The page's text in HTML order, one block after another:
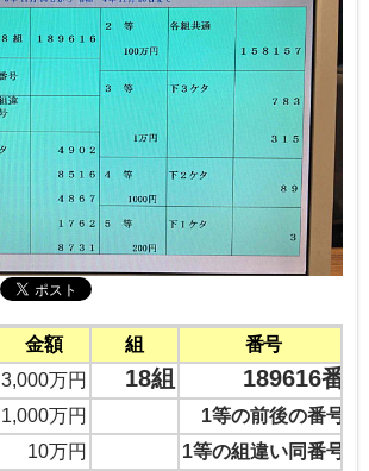
金額 組
番号
3,000万円 18組 189616番
1,000万円
1等の前後の番号
10万円
1等の組違い同番号